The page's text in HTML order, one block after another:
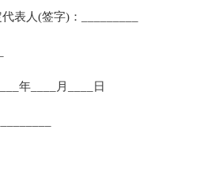
人(签字)：_________
年____月____日